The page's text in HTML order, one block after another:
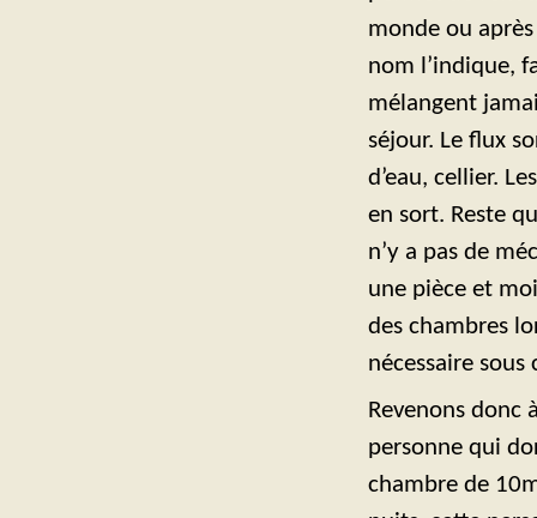
monde ou
nom l’indique,
mélangent
séjour. Le flux
d’eau, cellier.
en sort. Reste
n’y a pas de
une pièce et
des chambres
nécessaire sous
Revenons donc
personne qui
chambre de